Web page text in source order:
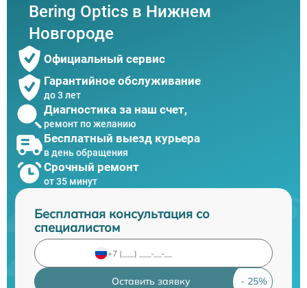
Bering Optics в Нижнем
Новгороде
Официальный сервис
Гарантийное обслуживание
до 3 лет
Диагностика за наш счет,
ремонт по желанию
Бесплатный выезд курьера
в день обращения
Срочный ремонт
от 35 минут
Бесплатная консультация со
специалистом
Оставить заявку